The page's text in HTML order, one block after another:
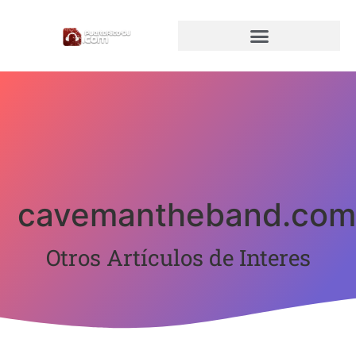
cavemantheband.com
Otros Artículos de Interes